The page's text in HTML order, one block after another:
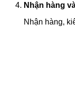
Nhận hàng
Nhận hàng,